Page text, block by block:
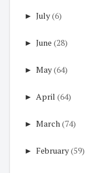
► July(6)
► June (28)
► May(64)
► April (64)
► March(74)
► February(59)